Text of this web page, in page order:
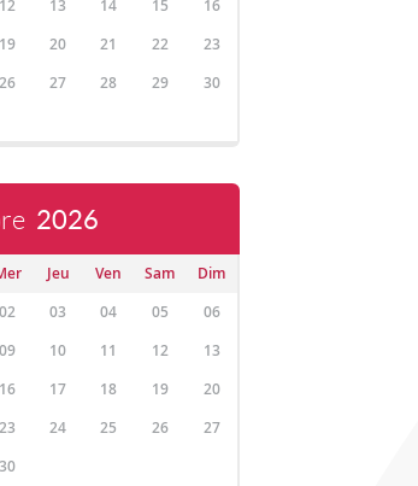
12 13 14 15
16
19 20 21 22
23
26 27 28 29
30
2026
Jeu Ven Sam
Dim
02 03 04 05
06
09 10 11 12
13
16 17 18 19
20
23 24 25 26
27
30